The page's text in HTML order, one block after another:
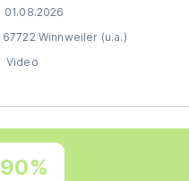
01.08.2026
67722 Winnweiler (u.a.)
Video
90%